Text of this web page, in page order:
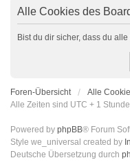
Alle Cookies des
Bist du dir sicher, dass du
Foren-Übersicht
Alle
Alle Zeiten sind UTC + 1
Powered by phpBB® Forum
Style we_universal created by
Deutsche Übersetzung durch